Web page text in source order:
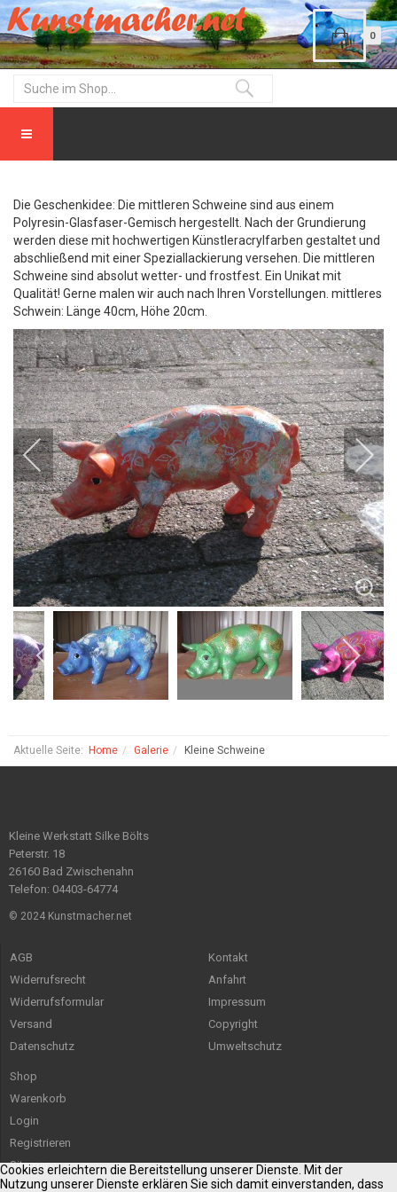
0
Die Geschenkidee: Die mittleren Schweine sind aus einem
Polyresin-Glasfaser-Gemisch hergestellt. Nach der Grundierung
werden diese mit hochwertigen Künstleracrylfarben gestaltet und
abschließend mit einer Speziallackierung versehen. Die mittleren
Schweine sind absolut wetter- und frostfest. Ein Unikat mit
Qualität! Gerne malen wir auch nach Ihren Vorstellungen. mittleres
Schwein: Länge 40cm, Höhe 20cm.
Aktuelle Seite: Home Galerie Kleine Schweine
Kleine Werkstatt Silke Bölts
Peterstr. 18
26160 Bad Zwischenahn
Telefon: 04403-64774
© 2024 Kunstmacher.net
AGB
Widerrufsrecht
Widerrufsformular
Versand
Datenschutz
Kontakt
Anfahrt
Impressum
Copyright
Umweltschutz
Shop
Warenkorb
Login
Registrieren
Sitemap
Cookies erleichtern die Bereitstellung unserer Dienste. Mit der
Nutzung unserer Dienste erklären Sie sich damit einverstanden, dass